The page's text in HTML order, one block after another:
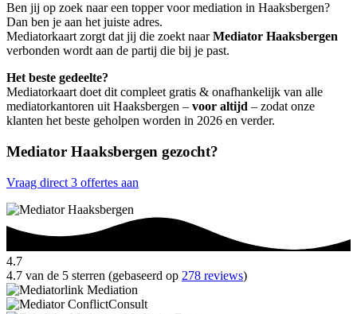
Ben jij op zoek naar een topper voor mediation in Haaksbergen?
Dan ben je aan het juiste adres.
Mediatorkaart zorgt dat jij die zoekt naarMediator Haaksbergen
verbonden wordt aan de partij die bij je past.
Het beste gedeelte?
Mediatorkaart doet dit compleet gratis & onafhankelijk van alle
mediatorkantoren uit Haaksbergen – voor altijd – zodat onze
klanten het beste geholpen worden in 2026 en verder.
Mediator Haaksbergen gezocht?
Vraag direct 3 offertes aan
4.7
4.7 van de 5 sterren (gebaseerd op 278 reviews)